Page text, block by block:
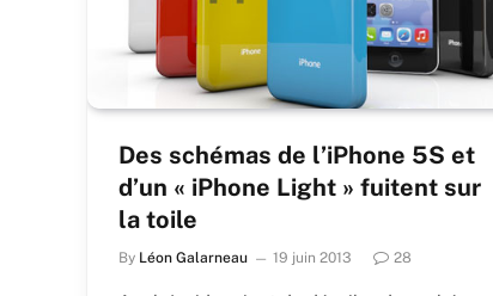
Des schémas de l’iPhone 5S et
d’un « iPhone Light » fuitent sur
la toile
By Léon Galarneau 19 juin 2013 28